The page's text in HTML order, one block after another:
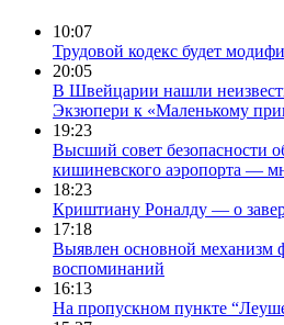
10:07
Трудовой кодекс будет
20:05
В Швейцарии нашли
Экзюпери к «Маленькому
19:23
Высший совет безопасности
кишиневского аэропорта —
18:23
Криштиану Роналду — о
17:18
Выявлен основной механизм
воспоминаний
16:13
На пропускном пункте